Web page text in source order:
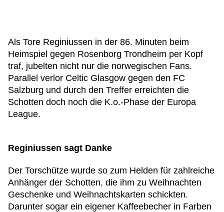
Als Tore Reginiussen in der 86. Minuten beim
Heimspiel gegen Rosenborg Trondheim per Kopf
traf, jubelten nicht nur die norwegischen Fans.
Parallel verlor Celtic Glasgow gegen den FC
Salzburg und durch den Treffer erreichten die
Schotten doch noch die K.o.-Phase der Europa
League.
Reginiussen sagt Danke
Der Torschütze wurde so zum Helden für zahlreiche
Anhänger der Schotten, die ihm zu Weihnachten
Geschenke und Weihnachtskarten schickten.
Darunter sogar ein eigener Kaffeebecher in Farben